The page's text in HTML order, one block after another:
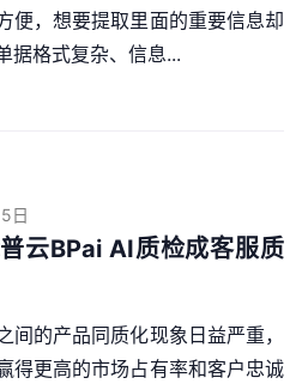
便，想要提取里面的重要信息却
据格式复杂、信息...
日
云BPai AI质检成客服质
的产品同质化现象日益严重，
得更高的市场占有率和客户忠诚